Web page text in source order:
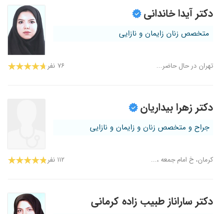
دکتر آیدا خاندانی
متخصص زنان زایمان و نازایی
تهران در حال حاضر... ۷۶ نفر
دکتر زهرا بیداریان
جراح و متخصص زنان و زایمان و نازایی
کرمان، خ امام جمعه ،... ۱۱۲ نفر
دکتر ساراناز طبیب زاده کرمانی